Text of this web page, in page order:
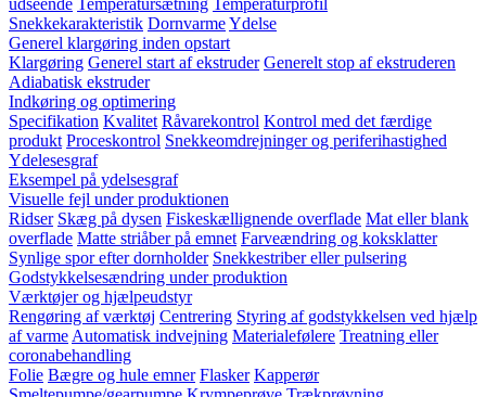
udseende Temperatursætning Temperaturprofil
Snekkekarakteristik DornvarmeYdelse
Generel klargøring inden opstart
Klargøring Generel start af ekstruder Generelt stop af ekstruderen
Adiabatisk ekstruder
Indkøring og optimering
Specifikation Kvalitet Råvarekontrol Kontrol med det færdige
produkt Proceskontrol Snekkeomdrejninger og periferihastighed
Ydelesesgraf
Eksempel på ydelsesgraf
Visuelle fejl under produktionen
Ridser Skæg på dysen Fiskeskællignende overflade Mat eller blank
overflade Matte striåber på emnet Farveændring og koksklatter
Synlige spor efter dornholder Snekkestriber eller pulsering
Godstykkelsesændring under produktion
Værktøjer og hjælpeudstyr
Rengøring af værktøj Centrering Styring af godstykkelsen ved hjælp
af varme Automatisk indvejning Materialefølere Treatning eller
coronabehandling
Folie Bægre og hule emner Flasker Kapperør